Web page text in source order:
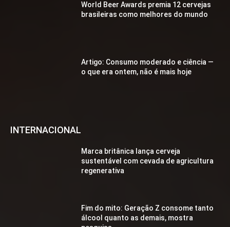
World Beer Awards premia 12 cervejas
brasileiras como melhores do mundo
Artigo: Consumo moderado e ciência —
o que era ontem, não é mais hoje
INTERNACIONAL
Marca britânica lança cerveja
sustentável com cevada de agricultura
regenerativa
Fim do mito: Geração Z consome tanto
álcool quanto as demais, mostra